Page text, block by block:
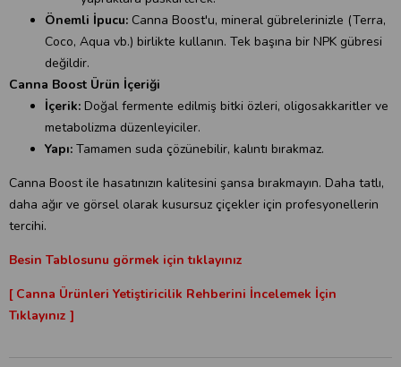
Önemli İpucu: Canna Boost'u, mineral gübrelerinizle (Terra,
Coco, Aqua vb.) birlikte kullanın. Tek başına bir NPK gübresi
değildir.
Canna Boost Ürün İçeriği
İçerik: Doğal fermente edilmiş bitki özleri, oligosakkaritler ve
metabolizma düzenleyiciler.
Yapı: Tamamen suda çözünebilir, kalıntı bırakmaz.
Canna Boost ile hasatınızın kalitesini şansa bırakmayın. Daha tatlı,
daha ağır ve görsel olarak kusursuz çiçekler için profesyonellerin
tercihi.
Besin Tablosunu görmek için tıklayınız
[ Canna Ürünleri Yetiştiricilik Rehberini İncelemek İçin
Tıklayınız ]